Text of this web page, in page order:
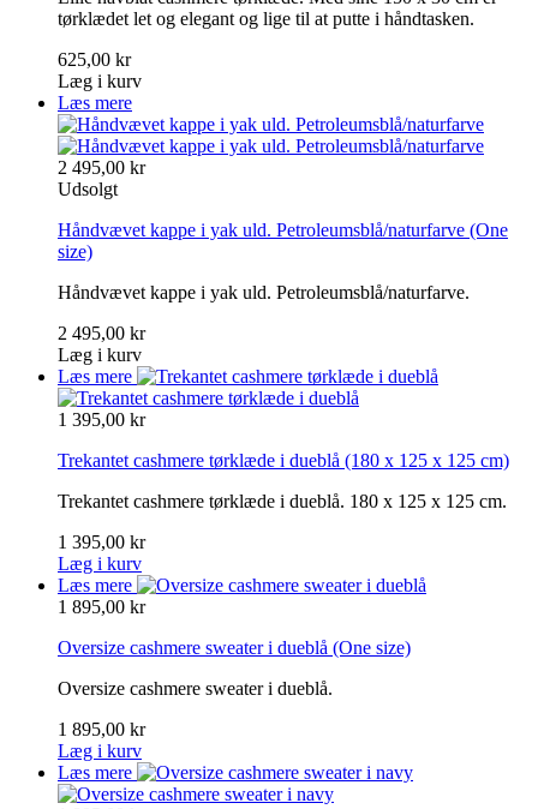
tørklædet let og elegant og lige til at putte i håndtasken.
625,00 kr
Læg i kurv
Læs mere
2 495,00 kr
Udsolgt
Håndvævet kappe i yak uld. Petroleumsblå/naturfarve (One
size)
Håndvævet kappe i yak uld. Petroleumsblå/naturfarve.
2 495,00 kr
Læg i kurv
Læs mere
1 395,00 kr
Trekantet cashmere tørklæde i dueblå (180 x 125 x 125 cm)
Trekantet cashmere tørklæde i dueblå. 180 x 125 x 125 cm.
1 395,00 kr
Læg i kurv
Læs mere
1 895,00 kr
Oversize cashmere sweater i dueblå (One size)
Oversize cashmere sweater i dueblå.
1 895,00 kr
Læg i kurv
Læs mere